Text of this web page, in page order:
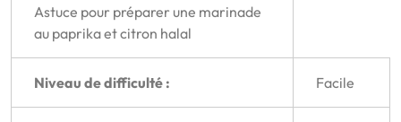
Astuce pour préparer une marinade
au paprika et citron halal
Niveau de difficulté : Facile